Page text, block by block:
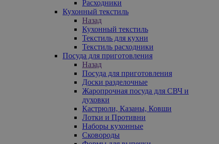
Расходники
Кухонный текстиль
Назад
Кухонный текстиль
Текстиль для кухни
Текстиль расходники
Посуда для приготовления
Назад
Посуда для приготовления
Доски разделочные
Жаропрочная посуда для СВЧ и
духовки
Кастрюли, Казаны, Ковши
Лотки и Противни
Наборы кухонные
Сковороды